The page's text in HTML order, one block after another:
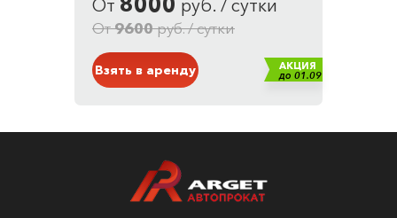
Кузов: Внедорожник
Белый
От руб. / сутки
От9600руб. / сутки
Взять в аренду АКЦИЯ
до 01.09